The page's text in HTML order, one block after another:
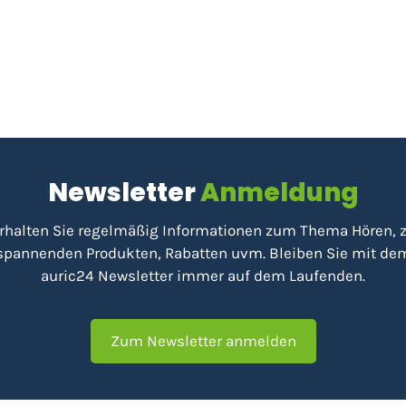
NewsletterAnmeldung
Sie regelmäßig Informationen zum Thema Hören,
Produkten, Rabatten uvm. Bleiben Sie mit
auric24 Newsletter immer auf dem Laufenden.
Zum Newsletter anmelden